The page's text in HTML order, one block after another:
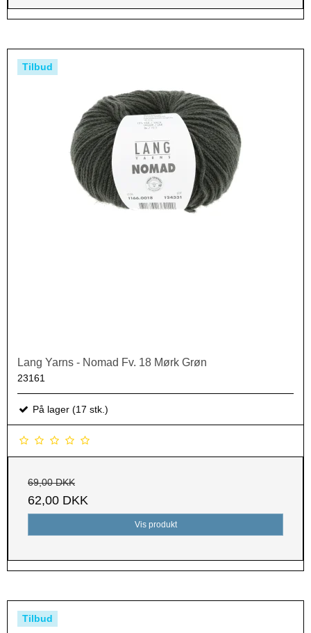
Tilbud
Lang Yarns - Nomad Fv. 18 Mørk Grøn
23161
På lager (17 stk.)
69,00 DKK
62,00 DKK
Vis produkt
Tilbud